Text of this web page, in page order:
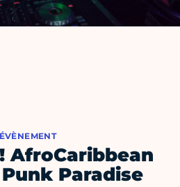
ÉVÈNEMENT
AfroCaribbean
Paradise